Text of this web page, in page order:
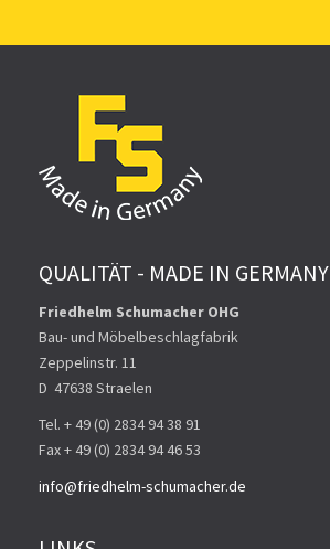
QUALITÄT - MADE IN GERMANY
Friedhelm Schumacher OHG
Bau- und Möbelbeschlagfabrik
Zeppelinstr. 11
D ­ 47638 Straelen
Tel. + 49 (0) 2834 94 38 91
Fax + 49 (0) 2834 94 46 53
info@friedhelm-schumacher.de